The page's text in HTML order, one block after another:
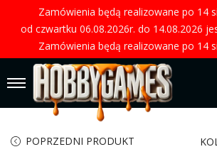
Zamówienia będą realizowane po 14
od czwartku 06.08.2026r. do 14.08.2026
Zamówienia będą realizowane po 14
POPRZEDNI PRODUKT